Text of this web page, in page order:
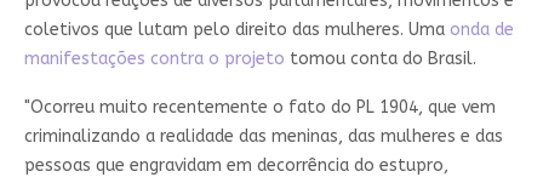
coletivos que lutam pelo direito das mulheres. Uma onda de
manifestações contra o projeto tomou conta do Brasil.
"Ocorreu muito recentemente o fato do PL 1904, que vem
criminalizando a realidade das meninas, das mulheres e das
pessoas que engravidam em decorrência do estupro,